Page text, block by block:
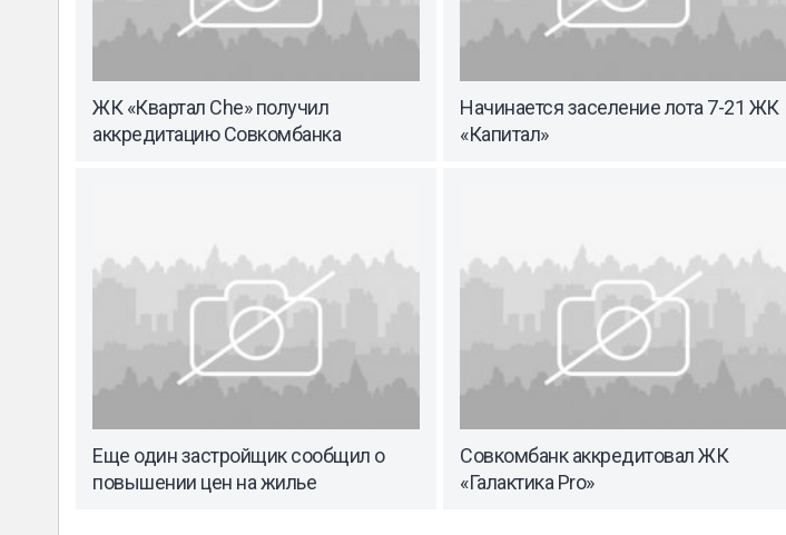
ЖК «Квартал Che» получил
аккредитацию Совкомбанка
Начинается заселение лота 7-21 ЖК
«Капитал»
Еще один застройщик сообщил о
повышении цен на жилье
Совкомбанк аккредитовал ЖК
«Галактика Pro»